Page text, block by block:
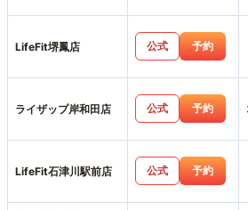
LifeFit堺鳳店 公式 予約
ライザップ岸和田店 公式 予約
LifeFit石津川駅前店 公式 予約